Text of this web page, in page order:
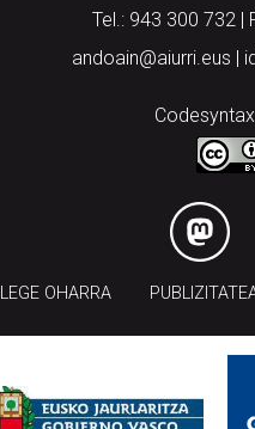
Tel.: 943 300 732 |
andoain@aiurri.eus |
LEGE OHARRA